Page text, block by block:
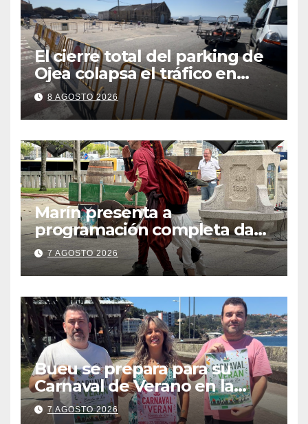
El cierre total del parking de
Ojea colapsa el tráfico en
Cangas
8 AGOSTO 2026
Marín presenta a
programación completa da
Festa Corsaria, que bate
todos os récords de
participación con 100
solicitudes de mesas
7 AGOSTO 2026
Bueu se prepara para su
Carnaval de Verano en la
Banda do Río
7 AGOSTO 2026